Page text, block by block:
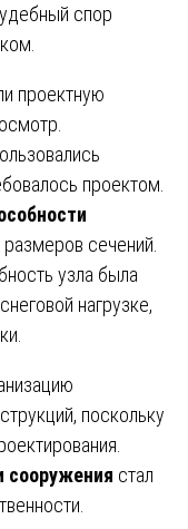
спор
проектную
проектом.
сечений.
узла была
нагрузке,
поскольку
сооружения стал